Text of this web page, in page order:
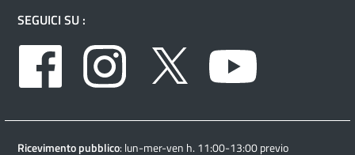
SEGUICI SU :
Facebook
Instagram Twitter
Ricevimento pubblico: lun-mer-ven h. 11:00-13:00 previo